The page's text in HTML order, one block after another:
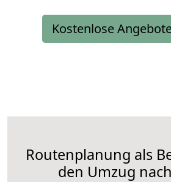
Kostenlose
Routenplanung als
den Umzug